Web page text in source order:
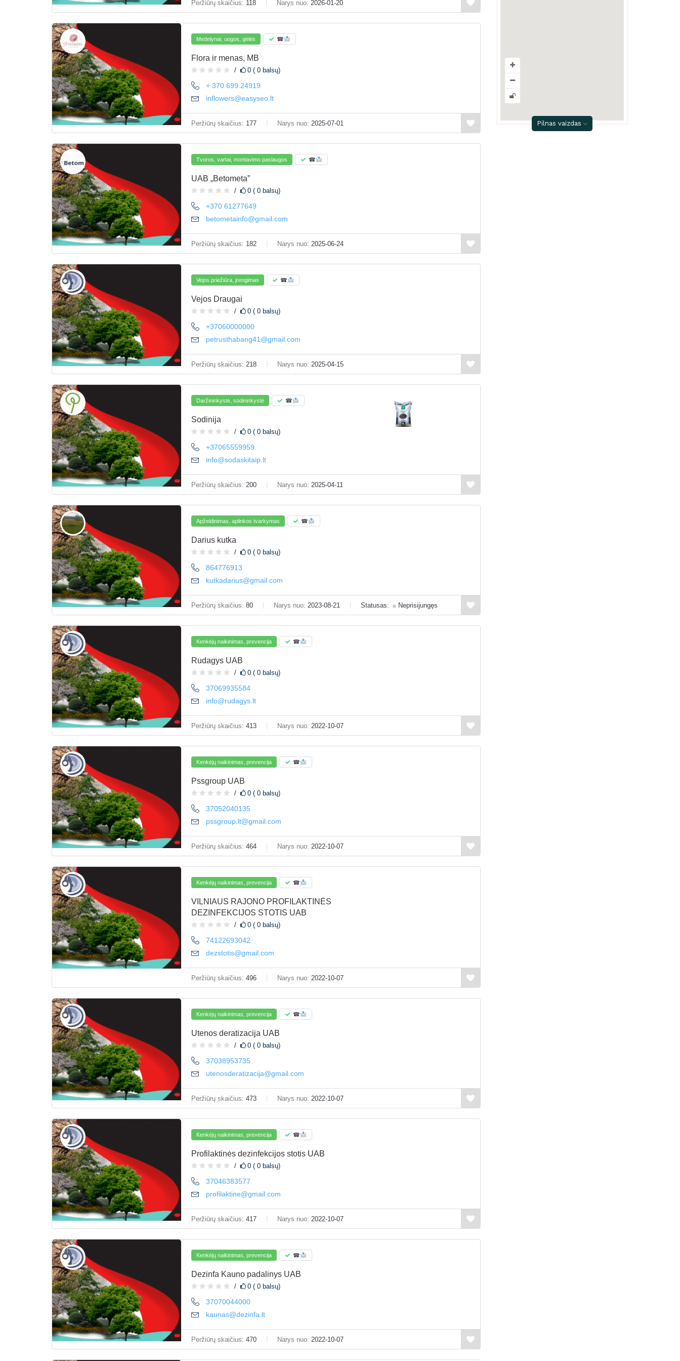
Peržiūrų skaičius: 118 Narys nuo: 2026-01-20
Medelynai, uogos, gėlės ☎
Flora ir menas, MB
0 ( 0 balsų)
+ 370 699 24919
inflowers@easyseo.lt
Peržiūrų skaičius: 177 Narys nuo: 2025-07-01
Tvoros, vartai, montavimo paslaugos ☎
UAB „Betometa”
0 ( 0 balsų)
+370 61277649
betometainfo@gmail.com
Peržiūrų skaičius: 182 Narys nuo: 2025-06-24
Vejos priežiūra, įrengimas ☎
Vejos Draugai
0 ( 0 balsų)
+37060000000
petrusthabang41@gmail.com
Peržiūrų skaičius: 218 Narys nuo: 2025-04-15
Daržininkystė, sodininkystė ☎
Sodinija
0 ( 0 balsų)
+37065559959
info@sodaskitaip.lt
Peržiūrų skaičius: 200 Narys nuo: 2025-04-11
Apželdinimas, aplinkos tvarkymas ☎
Darius kutka
0 ( 0 balsų)
864776913
kutkadarius@gmail.com
Peržiūrų skaičius: 80 Narys nuo: 2023-08-21 Statusas: Neprisijungęs
Kenkėjų naikinimas, prevencija ☎
Rudagys UAB
0 ( 0 balsų)
37069935584
info@rudagys.lt
Peržiūrų skaičius: 413 Narys nuo: 2022-10-07
Kenkėjų naikinimas, prevencija ☎
Pssgroup UAB
0 ( 0 balsų)
37052040135
pssgroup.lt@gmail.com
Peržiūrų skaičius: 464 Narys nuo: 2022-10-07
Kenkėjų naikinimas, prevencija ☎
VILNIAUS RAJONO PROFILAKTINĖS
DEZINFEKCIJOS STOTIS UAB
0 ( 0 balsų)
74122693042
dezstotis@gmail.com
Peržiūrų skaičius: 496 Narys nuo: 2022-10-07
Kenkėjų naikinimas, prevencija ☎
Utenos deratizacija UAB
0 ( 0 balsų)
37038953735
utenosderatizacija@gmail.com
Peržiūrų skaičius: 473 Narys nuo: 2022-10-07
Kenkėjų naikinimas, prevencija ☎
Profilaktinės dezinfekcijos stotis UAB
0 ( 0 balsų)
37046383577
profilaktine@gmail.com
Peržiūrų skaičius: 417 Narys nuo: 2022-10-07
Kenkėjų naikinimas, prevencija ☎
Dezinfa Kauno padalinys UAB
0 ( 0 balsų)
37070044000
kaunas@dezinfa.lt
Peržiūrų skaičius: 470 Narys nuo: 2022-10-07
Pilnas vaizdas